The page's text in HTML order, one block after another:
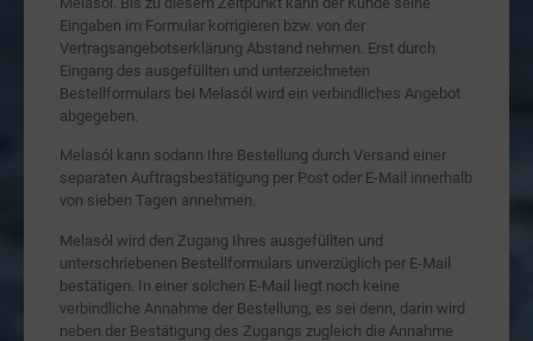
Eingaben im Formular korrigieren bzw. von der
Vertragsangebotserklärung Abstand nehmen. Erst durch
Eingang des ausgefüllten und unterzeichneten
Bestellformulars bei Melasól wird ein verbindliches Angebot
abgegeben.
Melasól kann sodann Ihre Bestellung durch Versand einer
separaten Auftragsbestätigung per Post oder E-Mail innerhalb
von sieben Tagen annehmen.
Melasól wird den Zugang Ihres ausgefüllten und
unterschriebenen Bestellformulars unverzüglich per E-Mail
bestätigen. In einer solchen E-Mail liegt noch keine
verbindliche Annahme der Bestellung, es sei denn, darin wird
neben der Bestätigung des Zugangs zugleich die Annahme